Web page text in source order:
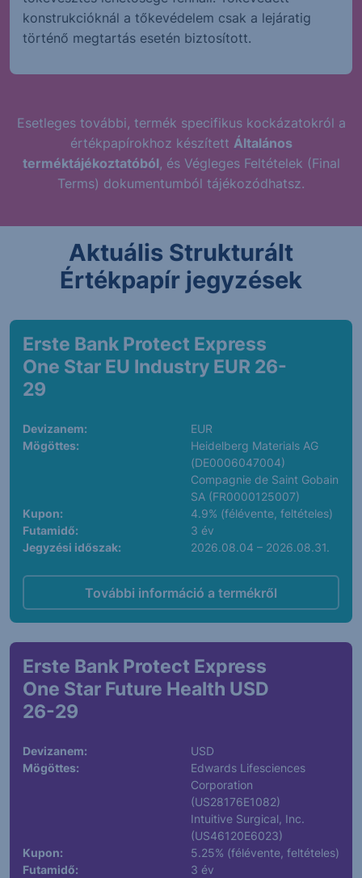
konstrukcióknál a tőkevédelem csak a lejáratig
történő megtartás esetén biztosított.
Esetleges további, termék specifikus kockázatokról a
értékpapírokhoz készített Általános
terméktájékoztatóból, és Végleges Feltételek (Final
Terms) dokumentumból tájékozódhatsz.
Aktuális Strukturált
Értékpapír jegyzések
Erste Bank Protect Express
One Star EU Industry EUR 26-
29
Devizanem:
EUR
Mögöttes:
Heidelberg Materials AG
(DE0006047004)
Compagnie de Saint Gobain
SA (FR0000125007)
Kupon:
4.9% (félévente, feltételes)
Futamidő:
3 év
Jegyzési időszak:
2026.08.04 – 2026.08.31.
További információ a termékről
Erste Bank Protect Express
One Star Future Health USD
26-29
Devizanem:
USD
Mögöttes:
Edwards Lifesciences
Corporation
(US28176E1082)
Intuitive Surgical, Inc.
(US46120E6023)
Kupon:
5.25% (félévente, feltételes)
Futamidő:
3 év